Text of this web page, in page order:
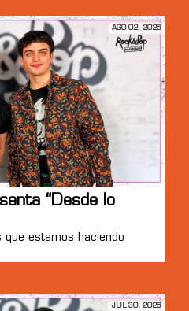
AGO 02, 2026
“Desde lo
que estamos haciendo
JUL 30, 2026